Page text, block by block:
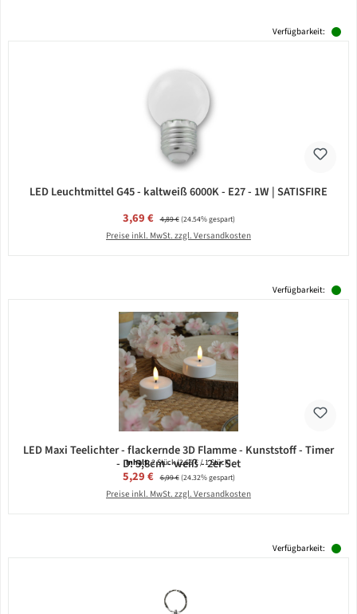
Verfügbarkeit:
LED Leuchtmittel G45 - kaltweiß 6000K - E27 - 1W | SATISFIRE
Verkaufspreis:
3,69 € Regulärer Preis:
4,89 €(24.54% gespart)
Preise inkl. MwSt. zzgl. Versandkosten
Verfügbarkeit:
LED Maxi Teelichter - flackernde 3D Flamme - Kunststoff - Timer
- D: 5,8cm - weiß - 2er Set
Inhalt:2 Stück(2,65 € / 1 Stück)
Verkaufspreis:
5,29 € Regulärer Preis:
6,99 €(24.32% gespart)
Preise inkl. MwSt. zzgl. Versandkosten
Verfügbarkeit: